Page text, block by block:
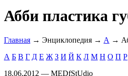
Абби пластика
Главная → Энциклопедия → А →
А Б В Г Д Е Ж З И Й К Л М Н О П Р
18.06.2012 — MEDfStUdio